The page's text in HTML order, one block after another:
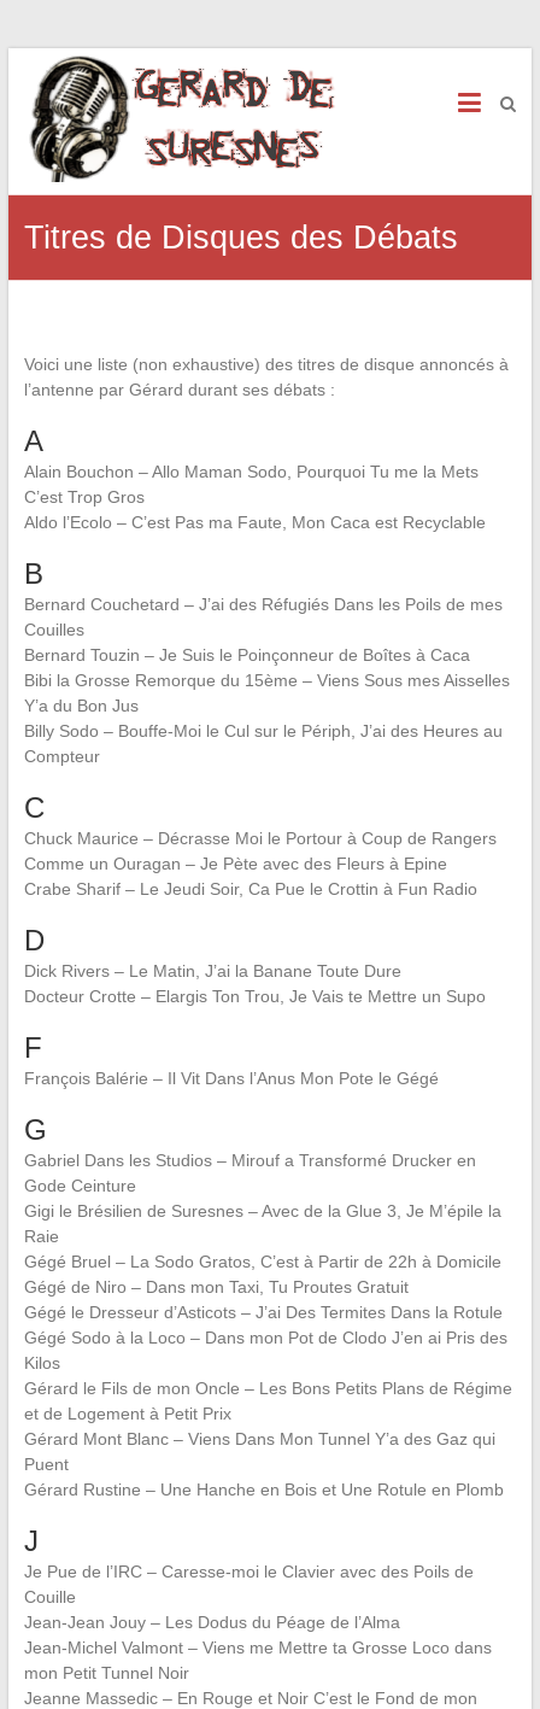
Titres de Disques des Débats
Voici une liste (non exhaustive) des titres de disque annoncés à
l’antenne par Gérard durant ses débats :
A
Alain Bouchon – Allo Maman Sodo, Pourquoi Tu me la Mets
C’est Trop Gros
Aldo l’Ecolo – C’est Pas ma Faute, Mon Caca est Recyclable
B
Bernard Couchetard – J’ai des Réfugiés Dans les Poils de mes
Couilles
Bernard Touzin – Je Suis le Poinçonneur de Boîtes à Caca
Bibi la Grosse Remorque du 15ème – Viens Sous mes Aisselles
Y’a du Bon Jus
Billy Sodo – Bouffe-Moi le Cul sur le Périph, J’ai des Heures au
Compteur
C
Chuck Maurice – Décrasse Moi le Portour à Coup de Rangers
Comme un Ouragan – Je Pète avec des Fleurs à Epine
Crabe Sharif – Le Jeudi Soir, Ca Pue le Crottin à Fun Radio
D
Dick Rivers – Le Matin, J’ai la Banane Toute Dure
Docteur Crotte – Elargis Ton Trou, Je Vais te Mettre un Supo
F
François Balérie – Il Vit Dans l’Anus Mon Pote le Gégé
G
Gabriel Dans les Studios – Mirouf a Transformé Drucker en
Gode Ceinture
Gigi le Brésilien de Suresnes – Avec de la Glue 3, Je M’épile la
Raie
Gégé Bruel – La Sodo Gratos, C’est à Partir de 22h à Domicile
Gégé de Niro – Dans mon Taxi, Tu Proutes Gratuit
Gégé le Dresseur d’Asticots – J’ai Des Termites Dans la Rotule
Gégé Sodo à la Loco – Dans mon Pot de Clodo J’en ai Pris des
Kilos
Gérard le Fils de mon Oncle – Les Bons Petits Plans de Régime
et de Logement à Petit Prix
Gérard Mont Blanc – Viens Dans Mon Tunnel Y’a des Gaz qui
Puent
Gérard Rustine – Une Hanche en Bois et Une Rotule en Plomb
J
Je Pue de l’IRC – Caresse-moi le Clavier avec des Poils de
Couille
Jean-Jean Jouy – Les Dodus du Péage de l’Alma
Jean-Michel Valmont – Viens me Mettre ta Grosse Loco dans
mon Petit Tunnel Noir
Jeanne Massedic – En Rouge et Noir C’est le Fond de mon